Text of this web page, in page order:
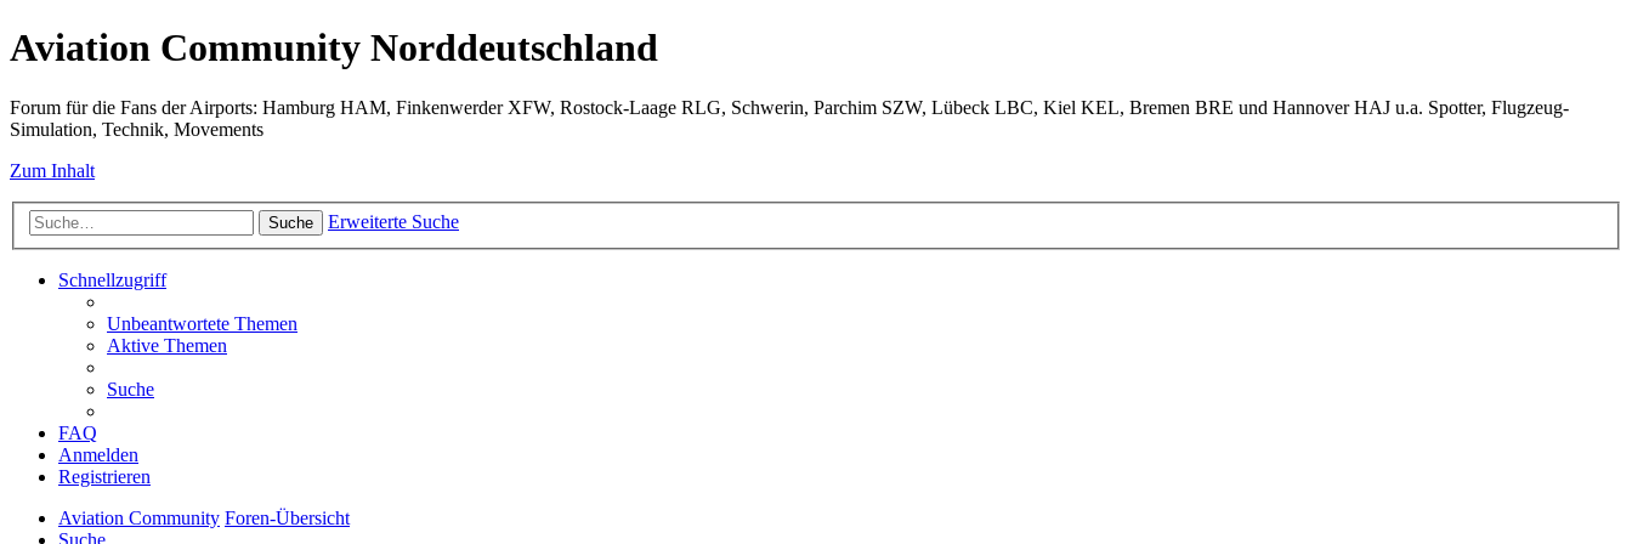
Aviation Community Norddeutschland
Forum für die Fans der Airports: Hamburg HAM, Finkenwerder XFW, Rostock-Laage RLG, Schwerin, Parchim SZW, Lübeck LBC, Kiel KEL, Bremen BRE und Hannover HAJ u.a. Spotter, Flugzeug-
Simulation, Technik, Movements
Zum Inhalt
Suche Erweiterte Suche
Schnellzugriff
Unbeantwortete Themen
Aktive Themen
Suche
FAQ
Anmelden
Registrieren
Aviation Community Foren-Übersicht